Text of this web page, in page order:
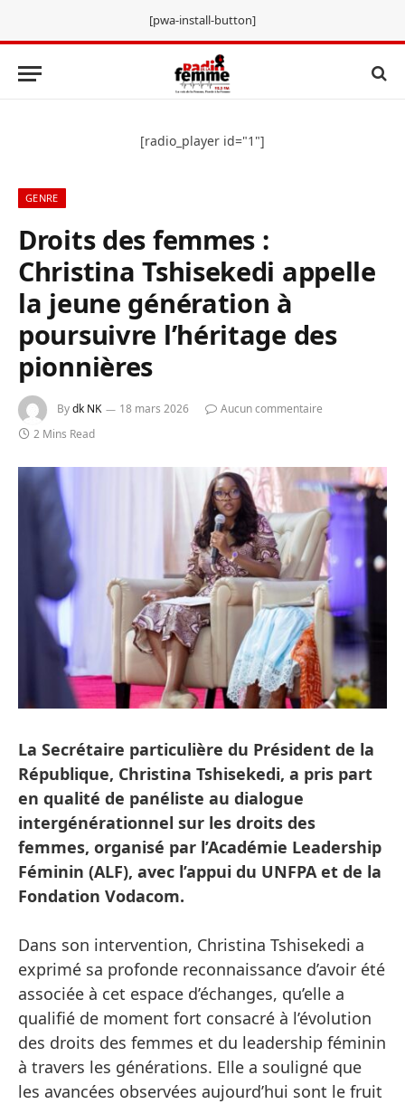
[pwa-install-button]
[radio_player id="1"]
GENRE
Droits des femmes :
Christina Tshisekedi appelle
la jeune génération à
poursuivre l’héritage des
pionnières
Bydk NK 18 mars 2026
Aucun commentaire
2 Mins Read
La Secrétaire particulière du Président de la
République, Christina Tshisekedi, a pris part
en qualité de panéliste au dialogue
intergénérationnel sur les droits des
femmes, organisé par l’Académie Leadership
Féminin (ALF), avec l’appui du UNFPA et de la
Fondation Vodacom.
Dans son intervention, Christina Tshisekedi a
exprimé sa profonde reconnaissance d’avoir été
associée à cet espace d’échanges, qu’elle a
qualifié de moment fort consacré à l’évolution
des droits des femmes et du leadership féminin
à travers les générations. Elle a souligné que
les avancées observées aujourd’hui sont le fruit